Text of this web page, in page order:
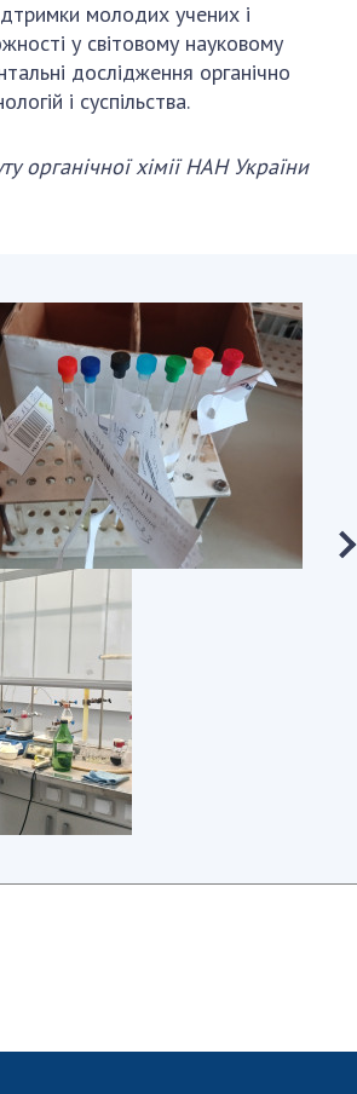
молодих учених і
у світовому науковому
дослідження органічно
і суспільства.
органічної хімії НАН України